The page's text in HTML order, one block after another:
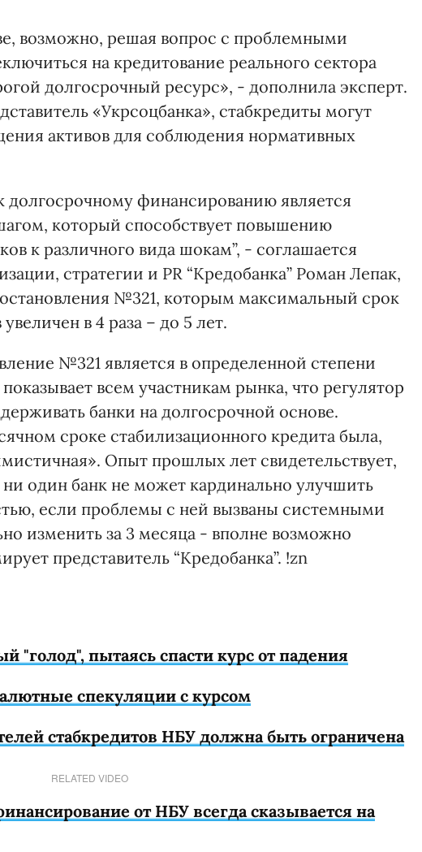
возможно, решая вопрос с проблемными
на кредитование реального сектора
долгосрочный ресурс», - дополнила эксперт.
«Укрсоцбанка», стабкредиты могут
активов для соблюдения нормативных
долгосрочному финансированию является
который способствует повышению
к различного вида шокам”, - соглашается
стратегии и PR “Кредобанка” Роман Лепак,
№321, которым максимальный срок
в 4 раза – до 5 лет.
№321 является в определенной степени
всем участникам рынка, что регулятор
банки на долгосрочной основе.
сроке стабилизационного кредита была,
Опыт прошлых лет свидетельствует,
один банк не может кардинально улучшить
если проблемы с ней вызваны системными
изменить за 3 месяца - вполне возможно
представитель “Кредобанка”. !zn
"голод", пытаясь спасти курс от падения
спекуляции с курсом
стабкредитов НБУ должна быть ограничена
RELATED VIDEO
от НБУ всегда сказывается на